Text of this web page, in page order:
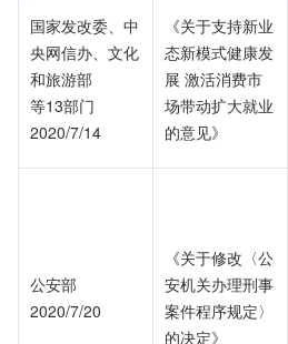
国家发改委、中
央网信办、文化
和旅游部
等13部门
2020/7/14
《关于支持新业
态新模式健康发
展 激活消费市
场带动扩大就业
的意见》
公安部
2020/7/20
《关于修改〈公
安机关办理刑事
案件程序规定〉
的决定》